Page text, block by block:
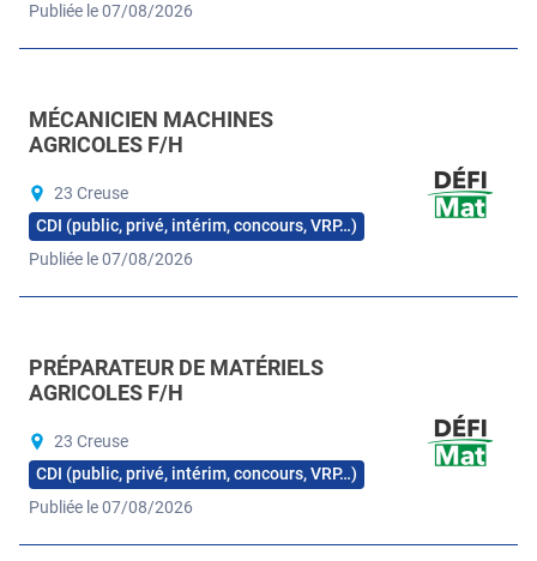
Publiée le 07/08/2026
MÉCANICIEN MACHINES
AGRICOLES F/H
23 Creuse
CDI (public, privé, intérim, concours, VRP…)
Publiée le 07/08/2026
PRÉPARATEUR DE MATÉRIELS
AGRICOLES F/H
23 Creuse
CDI (public, privé, intérim, concours, VRP…)
Publiée le 07/08/2026